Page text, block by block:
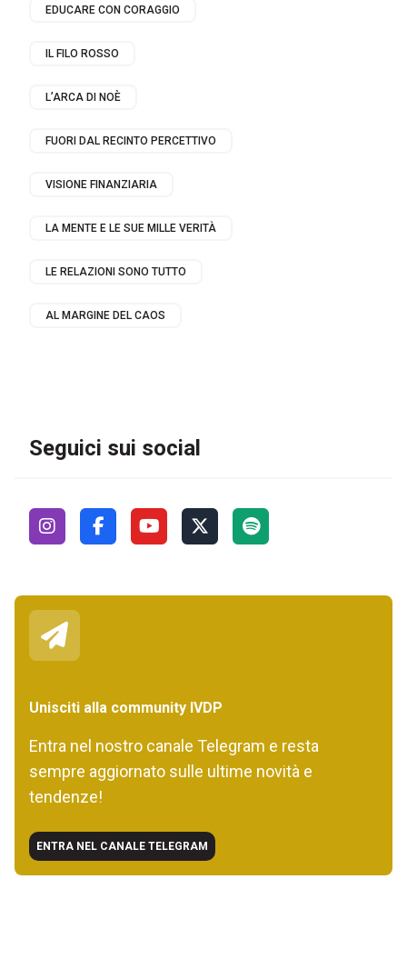
EDUCARE CON CORAGGIO
IL FILO ROSSO
L’ARCA DI NOÈ
FUORI DAL RECINTO PERCETTIVO
VISIONE FINANZIARIA
LA MENTE E LE SUE MILLE VERITÀ
LE RELAZIONI SONO TUTTO
AL MARGINE DEL CAOS
Seguici sui social
Unisciti alla community IVDP
Entra nel nostro canale Telegram e resta
sempre aggiornato sulle ultime novità e
tendenze!
ENTRA NEL CANALE TELEGRAM